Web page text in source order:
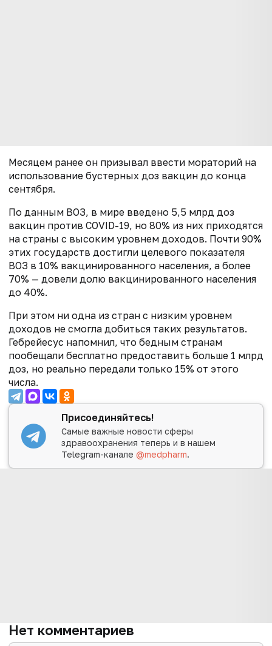
Месяцем ранее он призывал ввести мораторий на
использование бустерных доз вакцин до конца
сентября.
По данным ВОЗ, в мире введено 5,5 млрд доз
вакцин против COVID-19, но 80% из них приходятся
на страны с высоким уровнем доходов. Почти 90%
этих государств достигли целевого показателя
ВОЗ в 10% вакцинированного населения, а более
70% — довели долю вакцинированного населения
до 40%.
При этом ни одна из стран с низким уровнем
доходов не смогла добиться таких результатов.
Гебрейесус напомнил, что бедным странам
пообещали бесплатно предоставить больше 1 млрд
доз, но реально передали только 15% от этого
числа.
Присоединяйтесь!
Самые важные новости сферы
здравоохранения теперь и в нашем
Telegram-канале@medpharm.
Нет комментариев